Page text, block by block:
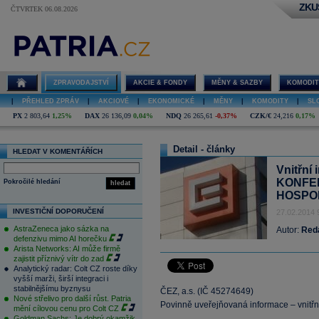
ČTVRTEK 06.08.2026
ZPRAVODAJSTVÍ AKCIE & FONDY MĚNY & SAZBY
PŘEHLED ZPRÁV AKCIOVÉ EKONOMICKÉ MĚNY KOMODITY
PX 2 803,64 1,25% DAX 26 136,09 0,04% NDQ 26 265,61 -0,37% CZK/€ 24,216 0,17%
HLEDAT V KOMENTÁŘÍCH
hledat
Pokročilé hledání
INVESTIČNÍ DOPORUČENÍ
AstraZeneca jako sázka na
defenzivu mimo AI horečku
Arista Networks: AI může firmě
zajistit příznivý vítr do zad
Analytický radar: Colt CZ roste díky
vyšší marži, širší integraci i
stabilnějšímu byznysu
Nové střelivo pro další růst. Patria
mění cílovou cenu pro Colt CZ
Detail - články
Vnitřní
27.02.2014
Autor:
ČEZ, a.s. (IČ 45274649)
Povinně uveřejňovaná informace –